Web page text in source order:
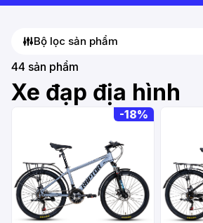
Bộ lọc sản phẩm
44 sản phẩm
Xe đạp địa hình
-18%